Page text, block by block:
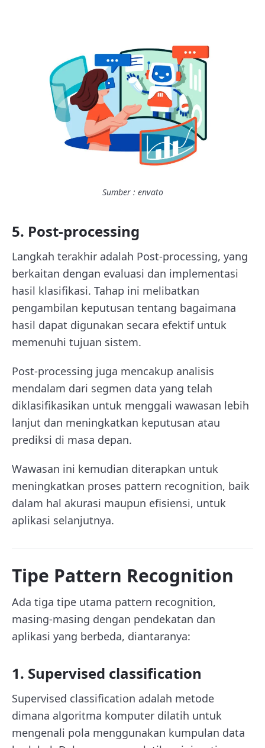
Sumber : envato
5. Post-processing
Langkah terakhir adalah Post-processing, yang
berkaitan dengan evaluasi dan implementasi
hasil klasifikasi. Tahap ini melibatkan
pengambilan keputusan tentang bagaimana
hasil dapat digunakan secara efektif untuk
memenuhi tujuan sistem.
Post-processing juga mencakup analisis
mendalam dari segmen data yang telah
diklasifikasikan untuk menggali wawasan lebih
lanjut dan meningkatkan keputusan atau
prediksi di masa depan.
Wawasan ini kemudian diterapkan untuk
meningkatkan proses pattern recognition, baik
dalam hal akurasi maupun efisiensi, untuk
aplikasi selanjutnya.
Tipe Pattern Recognition
Ada tiga tipe utama pattern recognition,
masing-masing dengan pendekatan dan
aplikasi yang berbeda, diantaranya:
1. Supervised classification
Supervised classification adalah metode
dimana algoritma komputer dilatih untuk
mengenali pola menggunakan kumpulan data